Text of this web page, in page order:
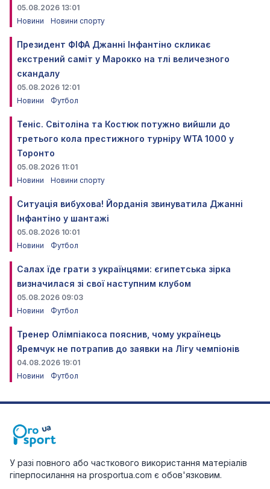
05.08.2026 13:01
Новини
Новини спорту
Президент ФІФА Джанні Інфантіно скликає
екстрений саміт у Марокко на тлі величезного
скандалу
05.08.2026 12:01
Новини
Футбол
Теніс. Світоліна та Костюк потужно вийшли до
третього кола престижного турніру WTA 1000 у
Торонто
05.08.2026 11:01
Новини
Новини спорту
Ситуація вибухова! Йорданія звинуватила Джанні
Інфантіно у шантажі
05.08.2026 10:01
Новини
Футбол
Салах їде грати з українцями: єгипетська зірка
визначилася зі свої наступним клубом
05.08.2026 09:03
Новини
Футбол
Тренер Олімпіакоса пояснив, чому українець
Яремчук не потрапив до заявки на Лігу чемпіонів
04.08.2026 19:01
Новини
Футбол
У разі повного або часткового використання матеріалів
гіперпосилання на prosportua.com є обов'язковим.